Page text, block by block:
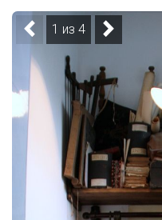
1 из 4